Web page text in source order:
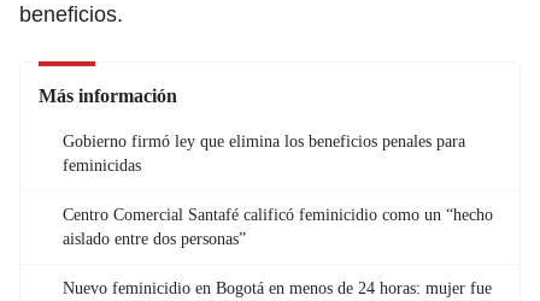
beneficios.
Más información
Gobierno firmó ley que elimina los beneficios penales para
feminicidas
Centro Comercial Santafé calificó feminicidio como un “hecho
aislado entre dos personas”
Nuevo feminicidio en Bogotá en menos de 24 horas: mujer fue